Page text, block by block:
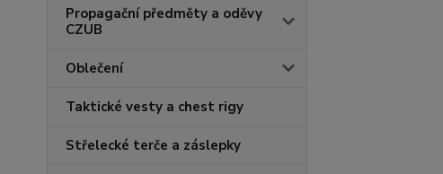
Propagační předměty a oděvy
CZUB
Oblečení
Taktické vesty a chest rigy
Střelecké terče a záslepky